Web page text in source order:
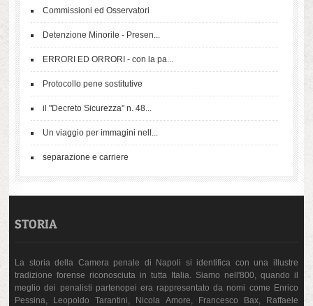
Commissioni ed Osservatori
Detenzione Minorile - Presen...
ERRORI ED ORRORI - con la pa...
Protocollo pene sostitutive
il "Decreto Sicurezza" n. 48...
Un viaggio per immagini nell...
separazione e carriere
STORIA
La storia della Camera penale di Napoli si identifica con una illustre
tradizione forense riconosciuta in tutta Italia. Siamo nell'800, quando il
meglio dei penalisti partenopei era rappresentato da nomi come Enrico
Pessina, Leopoldo Tarantini, Nicola Amore, Francesco Bax, Raffaele